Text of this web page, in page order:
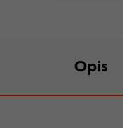
Opis